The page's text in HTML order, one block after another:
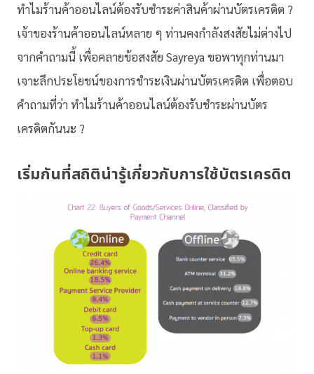
ทำไมร้านค้าออนไลน์ต้องรับชำระค่าสินค้าผ่านบัตรเครดิต ?
เจ้าของร้านค้าออนไลน์หลาย ๆ ท่านคงกำลังสงสัยไม่ต่างไป
จากคำถามนี้ เพื่อคลายข้อสงสัย Sayreya ขอพาทุกท่านมา
เจาะลึกประโยชน์ของการชำระเงินผ่านบัตรเครดิต เพื่อตอบ
คำถามที่ว่า ทำไมร้านค้าออนไลน์ต้องรับชำระผ่านบัตร
เครดิตกันนะ ?
เริ่มกันที่สถิติน่ารู้เกี่ยวกับการใช้บัตรเครดิต